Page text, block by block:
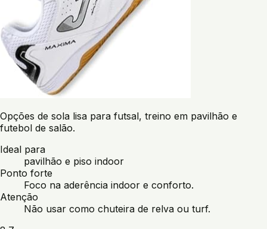
Opções de sola lisa para futsal, treino em pavilhão e
futebol de salão.
Ideal para
pavilhão e piso indoor
Ponto forte
Foco na aderência indoor e conforto.
Atenção
Não usar como chuteira de relva ou turf.